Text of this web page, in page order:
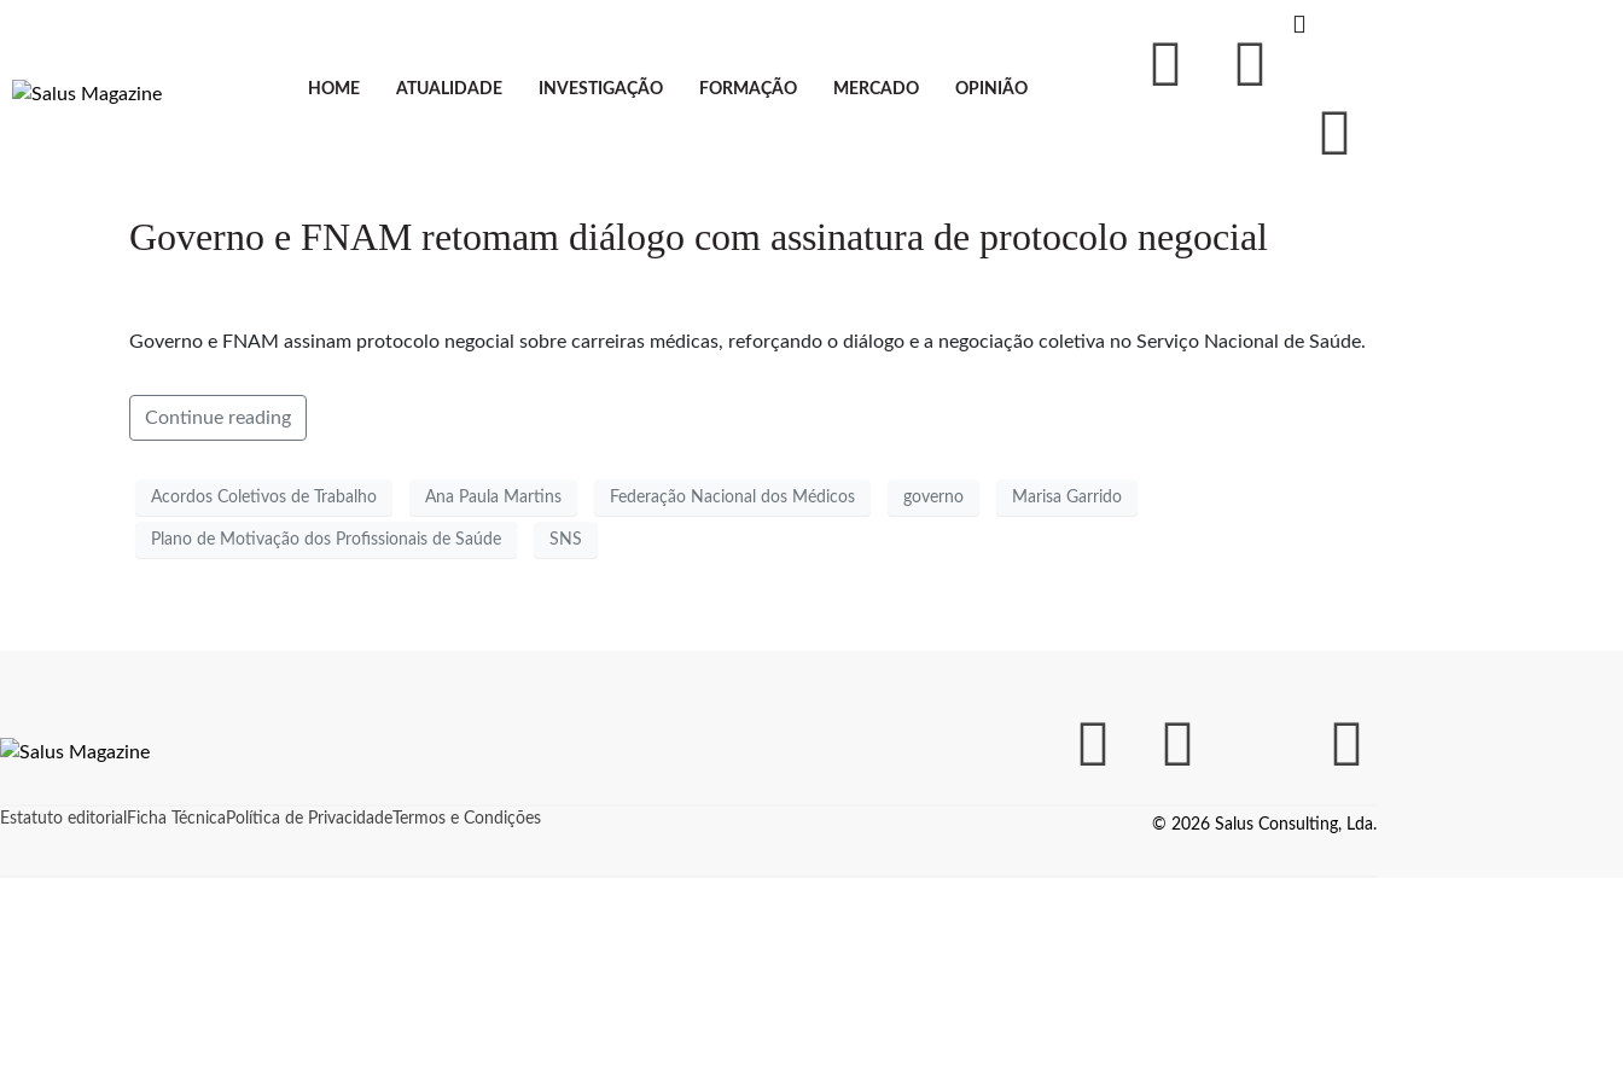
HOME ATUALIDADE INVESTIGAÇÃO FORMAÇÃO MERCADO OPINIÃO
Governo e FNAM retomam diálogo com assinatura de protocolo negocial
Governo e FNAM assinam protocolo negocial sobre carreiras médicas, reforçando o diálogo e a negociação coletiva no Serviço Nacional de Saúde.
Continue reading
Acordos Coletivos de Trabalho Ana Paula Martins Federação Nacional dos Médicos governo Marisa Garrido
Plano de Motivação dos Profissionais de Saúde SNS
Estatuto editorial Ficha Técnica Política de Privacidade Termos e Condições © 2026 Salus Consulting, Lda.